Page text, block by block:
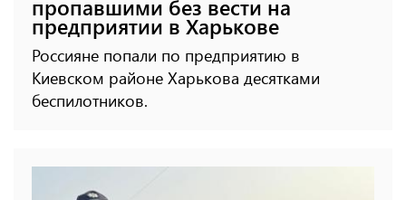
пропавшими без вести на
предприятии в Харькове
Россияне попали по предприятию в
Киевском районе Харькова десятками
беспилотников.